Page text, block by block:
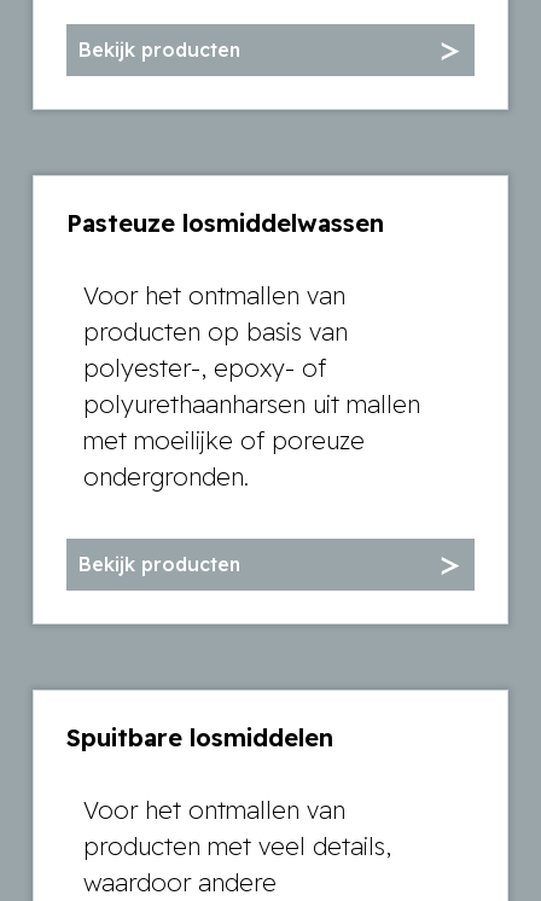
Bekijk producten
Pasteuze losmiddelwassen
Voor het ontmallen van
producten op basis van
polyester-, epoxy- of
polyurethaanharsen uit mallen
met moeilijke of poreuze
ondergronden.
Bekijk producten
Spuitbare losmiddelen
Voor het ontmallen van
producten met veel details,
waardoor andere